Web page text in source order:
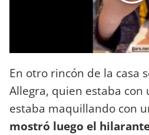
En otro rincón de la casa
Allegra, quien estaba con
estaba maquillando con
mostró luego el